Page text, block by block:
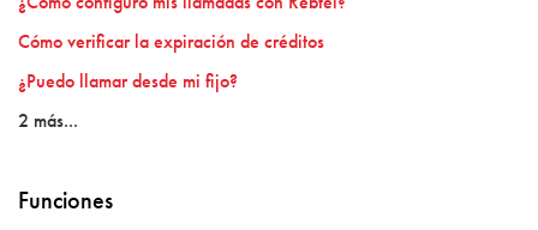
Cómo verificar la expiración de créditos
¿Puedo llamar desde mi fijo?
2 más...
Funciones